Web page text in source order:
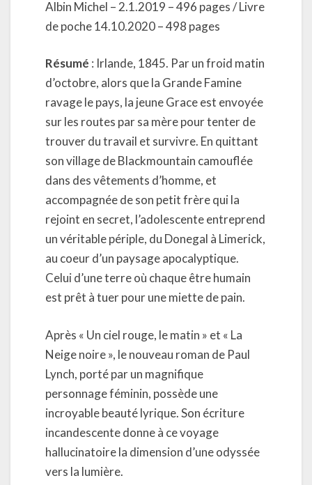
Albin Michel – 2.1.2019 – 496 pages / Livre
de poche 14.10.2020 – 498 pages
Résumé : Irlande, 1845. Par un froid matin
d’octobre, alors que la Grande Famine
ravage le pays, la jeune Grace est envoyée
sur les routes par sa mère pour tenter de
trouver du travail et survivre. En quittant
son village de Blackmountain camouflée
dans des vêtements d’homme, et
accompagnée de son petit frère qui la
rejoint en secret, l’adolescente entreprend
un véritable périple, du Donegal à Limerick,
au coeur d’un paysage apocalyptique.
Celui d’une terre où chaque être humain
est prêt à tuer pour une miette de pain.
Après « Un ciel rouge, le matin » et « La
Neige noire », le nouveau roman de Paul
Lynch, porté par un magnifique
personnage féminin, possède une
incroyable beauté lyrique. Son écriture
incandescente donne à ce voyage
hallucinatoire la dimension d’une odyssée
vers la lumière.